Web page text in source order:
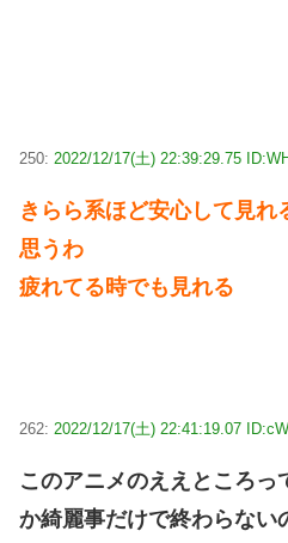
250: 2022/12/17(土) 22:39:29.75
きらら系ほど安心して見れ
思うわ
疲れてる時でも見れる
262: 2022/12/17(土) 22:41:19.07
このアニメのええところっ
か綺麗事だけで終わらない